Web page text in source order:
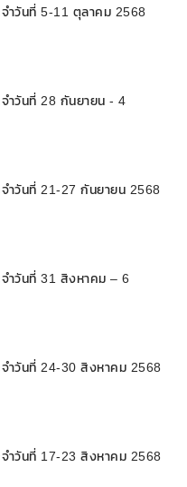
ำวันที่ 5-11 ตุลาคม 2568
ำวันที่ 28 กันยายน - 4
ำวันที่ 21-27 กันยายน 2568
ำวันที่ 31 สิงหาคม – 6
ำวันที่ 24-30 สิงหาคม 2568
ำวันที่ 17-23 สิงหาคม 2568